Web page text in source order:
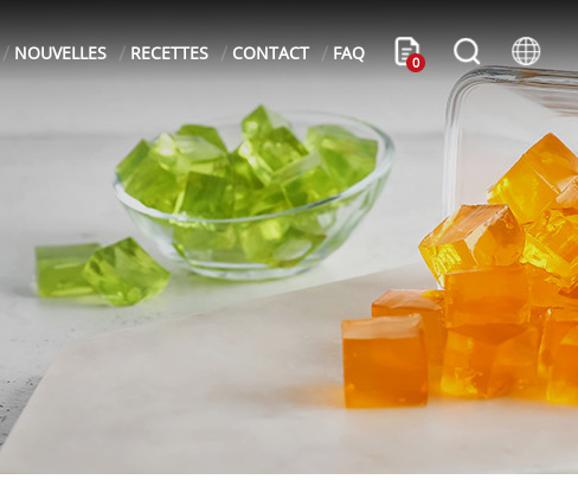
NOUVELLES RECETTES CONTACT FAQ 0